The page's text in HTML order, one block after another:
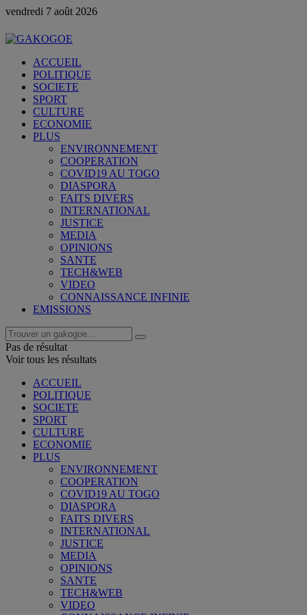
vendredi 7 août 2026
ACCUEIL
POLITIQUE
SOCIETE
SPORT
CULTURE
ECONOMIE
PLUS
ENVIRONNEMENT
COOPERATION
COVID19 AU TOGO
DIASPORA
FAITS DIVERS
INTERNATIONAL
JUSTICE
MEDIA
OPINIONS
SANTE
TECH&WEB
VIDEO
CONNAISSANCE INFINIE
EMISSIONS
Pas de résultat
Voir tous les résultats
ACCUEIL
POLITIQUE
SOCIETE
SPORT
CULTURE
ECONOMIE
PLUS
ENVIRONNEMENT
COOPERATION
COVID19 AU TOGO
DIASPORA
FAITS DIVERS
INTERNATIONAL
JUSTICE
MEDIA
OPINIONS
SANTE
TECH&WEB
VIDEO